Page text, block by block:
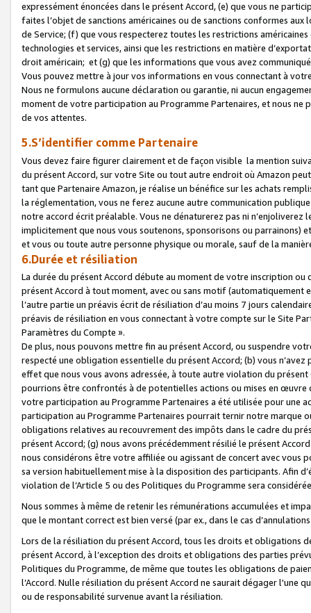
expressément énoncées dans le présent Accord, (e) que vous ne
faites l’objet de sanctions américaines ou de sanctions conformes
de Service; (f) que vous respecterez toutes les restrictions
technologies et services, ainsi que les restrictions en matière
droit américain; et (g) que les informations que vous avez
Vous pouvez mettre à jour vos informations en vous connectant à
Nous ne formulons aucune déclaration ou garantie, ni aucun
moment de votre participation au Programme Partenaires, et nous
de vos attentes.
5.S’identifier comme Partenaire
Vous devez faire figurer clairement et de façon visible la mention
du présent Accord, sur votre Site ou tout autre endroit où Amazon
tant que Partenaire Amazon, je réalise un bénéfice sur les achats
la réglementation, vous ne ferez aucune autre communication
notre accord écrit préalable. Vous ne dénaturerez pas ni
implicitement que nous vous soutenons, sponsorisons ou parrainons)
et vous ou toute autre personne physique ou morale, sauf de la
6.Durée et résiliation
La durée du présent Accord débute au moment de votre inscription
présent Accord à tout moment, avec ou sans motif (automatiquement
l’autre partie un préavis écrit de résiliation d’au moins 7 jours
préavis de résiliation en vous connectant à votre compte sur le Site
Paramètres du Compte ».
De plus, nous pouvons mettre fin au présent Accord, ou suspendre
respecté une obligation essentielle du présent Accord; (b) vous
effet que nous vous avons adressée, à toute autre violation du
pourrions être confrontés à de potentielles actions ou mises en
votre participation au Programme Partenaires a été utilisée pour une
participation au Programme Partenaires pourrait ternir notre marque
obligations relatives au recouvrement des impôts dans le cadre du
présent Accord; (g) nous avons précédemment résilié le présent
nous considérons être votre affiliée ou agissant de concert avec vous
sa version habituellement mise à la disposition des participants. Afin
violation de l’Article 5 ou des Politiques du Programme sera
Nous sommes à même de retenir les rémunérations accumulées et
que le montant correct est bien versé (par ex., dans le cas
Lors de la résiliation du présent Accord, tous les droits et obligations
présent Accord, à l’exception des droits et obligations des parties
Politiques du Programme, de même que toutes les obligations de
l’Accord. Nulle résiliation du présent Accord ne saurait dégager l'une
ou de responsabilité survenue avant la résiliation.